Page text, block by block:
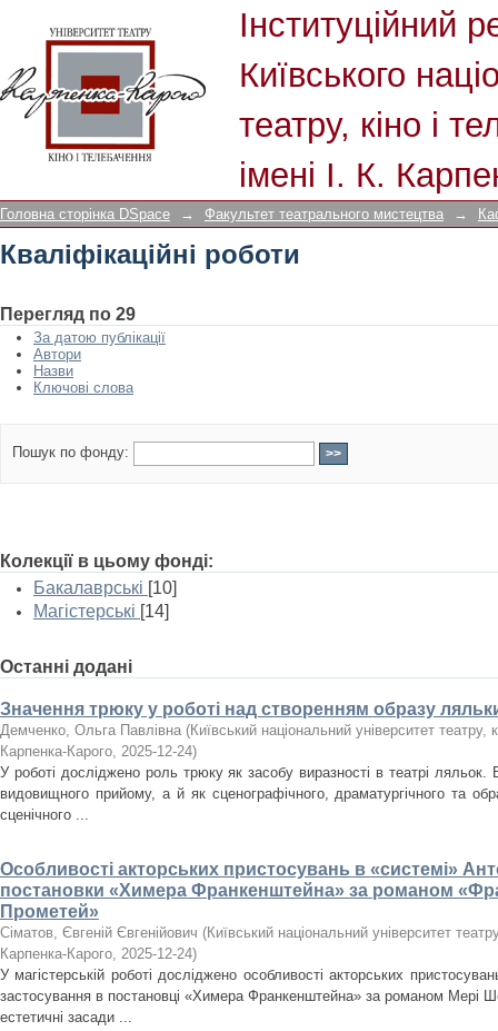
Інституційний
Київського
театру, кіно і
імені І. К.
Кваліфікаційні роботи
Головна сторінка DSpace → Факультет театрального мистецтва →
Кваліфікаційні роботи
Перегляд по 29
За датою публікації
Автори
Назви
Ключові слова
Пошук по фонду:
Колекції в цьому фонді:
Бакалаврські [10]
Магістерські [14]
Останні додані
Значення трюку у роботі над створенням образу
Демченко, Ольга Павлівна (Київський національний університет театру,
Карпенка-Карого, 2025-12-24)
У роботі досліджено роль трюку як засобу виразності в театрі
видовищного прийому, а й як сценографічного, драматургічного та
сценічного ...
Особливості акторських пристосувань в «системі»
постановки «Химера Франкенштейна» за романом
Прометей»
Сіматов, Євгеній Євгенійович (Київський національний університет
Карпенка-Карого, 2025-12-24)
У магістерській роботі досліджено особливості акторських
застосування в постановці «Химера Франкенштейна» за романом Мері
естетичні засади ...